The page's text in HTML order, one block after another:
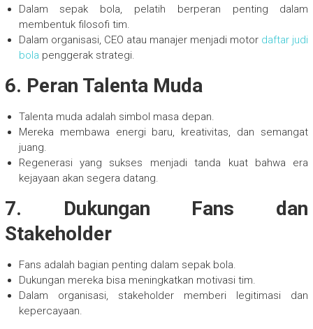
Dalam sepak bola, pelatih berperan penting dalam
membentuk filosofi tim.
Dalam organisasi, CEO atau manajer menjadi motor daftar judi
bola penggerak strategi.
6. Peran Talenta Muda
Talenta muda adalah simbol masa depan.
Mereka membawa energi baru, kreativitas, dan semangat
juang.
Regenerasi yang sukses menjadi tanda kuat bahwa era
kejayaan akan segera datang.
7. Dukungan Fans dan
Stakeholder
Fans adalah bagian penting dalam sepak bola.
Dukungan mereka bisa meningkatkan motivasi tim.
Dalam organisasi, stakeholder memberi legitimasi dan
kepercayaan.